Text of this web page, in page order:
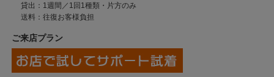
貸出：1週間／1回1種類・片方のみ
送料：往復お客様負担
ご来店プラン